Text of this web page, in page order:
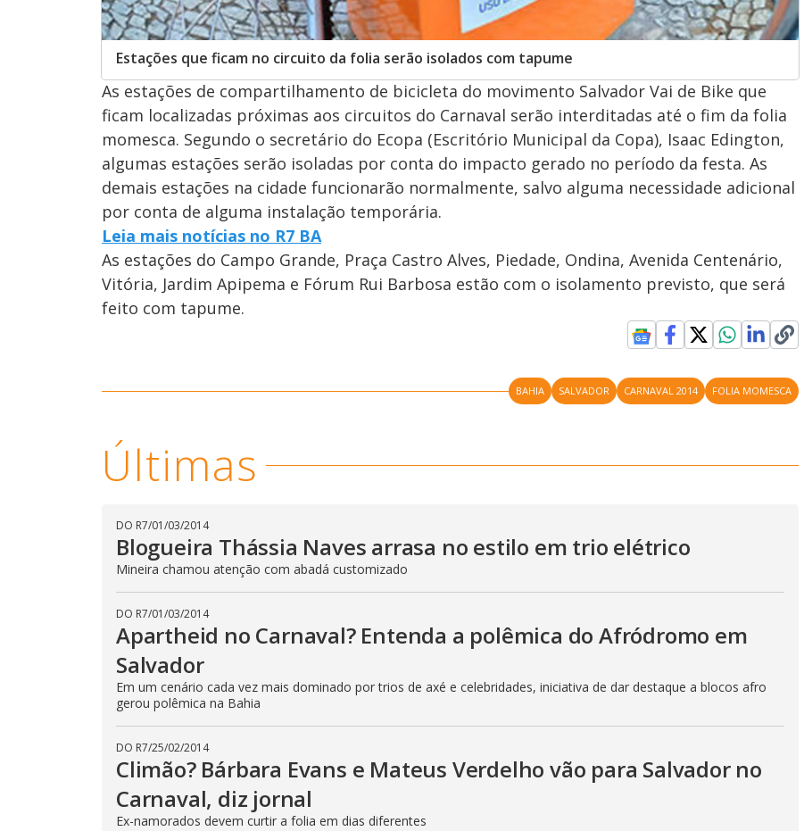
Estações que ficam no circuito da folia serão isolados com tapume
As estações de compartilhamento de bicicleta do movimento Salvador Vai de Bike que
ficam localizadas próximas aos circuitos do Carnaval serão interditadas até o fim da folia
momesca. Segundo o secretário do Ecopa (Escritório Municipal da Copa), Isaac Edington,
algumas estações serão isoladas por conta do impacto gerado no período da festa. As
demais estações na cidade funcionarão normalmente, salvo alguma necessidade adicional
por conta de alguma instalação temporária.
Leia mais notícias no R7 BA
As estações do Campo Grande, Praça Castro Alves, Piedade, Ondina, Avenida Centenário,
Vitória, Jardim Apipema e Fórum Rui Barbosa estão com o isolamento previsto, que será
feito com tapume.
BAHIA SALVADOR CARNAVAL 2014 FOLIA MOMESCA
Últimas
DO R7/01/03/2014
Blogueira Thássia Naves arrasa no estilo em trio elétrico
Mineira chamou atenção com abadá customizado
DO R7/01/03/2014
Apartheid no Carnaval? Entenda a polêmica do Afródromo em
Salvador
Em um cenário cada vez mais dominado por trios de axé e celebridades, iniciativa de dar destaque a blocos afro
gerou polêmica na Bahia
DO R7/25/02/2014
Climão? Bárbara Evans e Mateus Verdelho vão para Salvador no
Carnaval, diz jornal
Ex-namorados devem curtir a folia em dias diferentes